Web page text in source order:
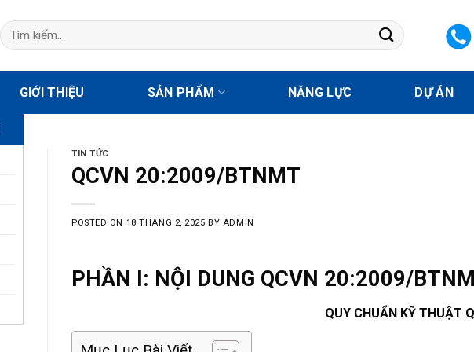
Tìm
kiếm:
GIỚI THIỆU SẢN PHẨM NĂNG LỰC DỰ ÁN
TIN TỨC
QCVN 20:2009/BTNMT
POSTED ON 18 THÁNG 2, 2025 BY ADMIN
PHẦN I: NỘI DUNG QCVN 20:2009/
QUY CHUẨN KỸ TH UẬT